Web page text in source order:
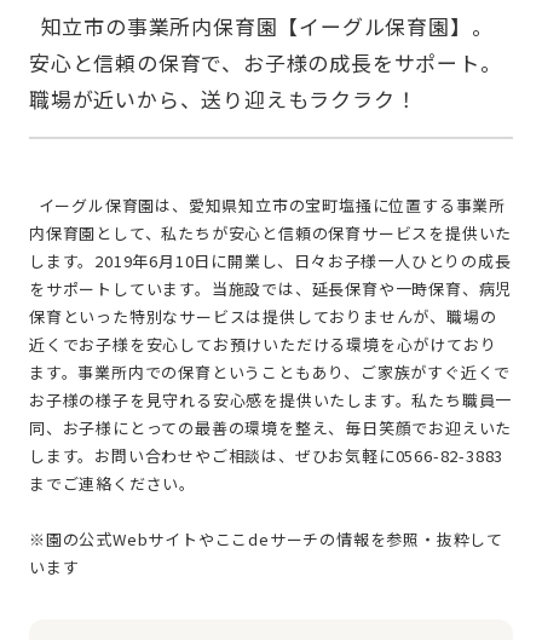
安心と信頼の保育で、お子様の成長をサポート。
内保育園として、私たちが安心と信頼の保育サービスを提供いた
します。2019年6月10日に開業し、日々お子様一人ひとりの成長
をサポートしています。当施設では、延長保育や一時保育、病児
保育といった特別なサービスは提供しておりませんが、職場の
近くでお子様を安心してお預けいただける環境を心がけており
ます。事業所内での保育ということもあり、ご家族がすぐ近くで
お子様の様子を見守れる安心感を提供いたします。私たち職員一
同、お子様にとっての最善の環境を整え、毎日笑顔でお迎えいた
します。お問い合わせやご相談は、ぜひお気軽に0566-82-3883
までご連絡ください。
※園の公式Webサイトやここdeサーチの情報を参照・抜粋して